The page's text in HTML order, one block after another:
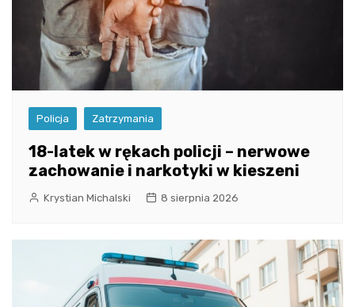
Policja Zatrzymania
18-latek w rękach policji – nerwowe
zachowanie i narkotyki w kieszeni
Krystian Michalski 8 sierpnia 2026